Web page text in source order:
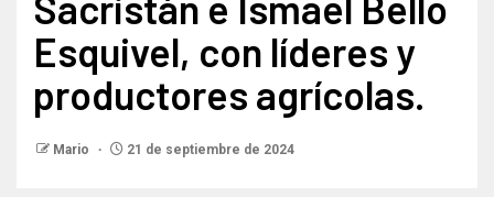
Esquivel, con líderes y
productores agrícolas.
Mario 21 de septiembre de 2024